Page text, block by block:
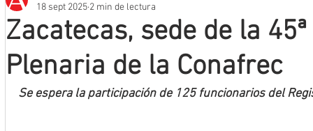
Mineros LNBP
Zacatecas, sede de la
Plenaria de la Conafrec
18 sept 2025 2 min de lectura
Se espera la participación de 125 funcionarios del